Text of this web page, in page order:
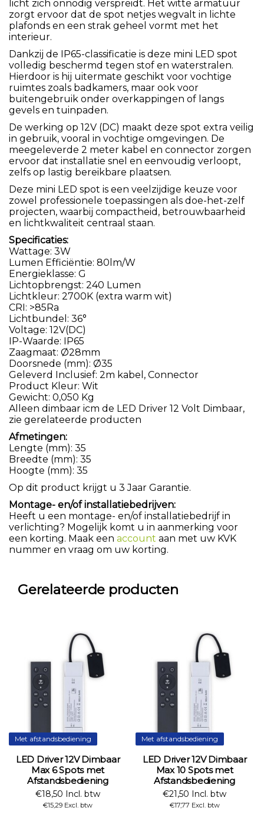
licht zich onnodig verspreidt. Het witte armatuur
zorgt ervoor dat de spot netjes wegvalt in lichte
plafonds en een strak geheel vormt met het
interieur.
Dankzij de IP65-classificatie is deze mini LED spot
volledig beschermd tegen stof en waterstralen.
Hierdoor is hij uitermate geschikt voor vochtige
ruimtes zoals badkamers, maar ook voor
buitengebruik onder overkappingen of langs
gevels en tuinpaden.
De werking op 12V (DC) maakt deze spot extra veilig
in gebruik, vooral in vochtige omgevingen. De
meegeleverde 2 meter kabel en connector zorgen
ervoor dat installatie snel en eenvoudig verloopt,
zelfs op lastig bereikbare plaatsen.
Deze mini LED spot is een veelzijdige keuze voor
zowel professionele toepassingen als doe-het-zelf
projecten, waarbij compactheid, betrouwbaarheid
en lichtkwaliteit centraal staan.
Specificaties:
Wattage: 3W
Lumen Efficiëntie: 80lm/W
Energieklasse: G
Lichtopbrengst: 240 Lumen
Lichtkleur: 2700K (extra warm wit)
CRI: >85Ra
Lichtbundel: 36°
Voltage: 12V(DC)
IP-Waarde: IP65
Zaagmaat: Ø28mm
Doorsnede (mm): Ø35
Geleverd Inclusief: 2m kabel, Connector
Product Kleur: Wit
Gewicht: 0,050 Kg
Alleen dimbaar icm de LED Driver 12 Volt Dimbaar,
zie gerelateerde producten
Afmetingen:
Lengte (mm): 35
Breedte (mm): 35
Hoogte (mm): 35
Op dit product krijgt u 3 Jaar Garantie.
Montage- en/of installatiebedrijven:
Heeft u een montage- en/of installatiebedrijf in
verlichting? Mogelijk komt u in aanmerking voor
een korting. Maak een account aan met uw KVK
nummer en vraag om uw korting.
Gerelateerde producten
Met afstandsbediening
LED Driver 12V Dimbaar
Max 6 Spots met
Afstandsbediening
€18,50 Incl. btw
€15,29 Excl. btw
Met afstandsbediening
LED Driver 12V Dimbaar
Max 10 Spots met
Afstandsbediening
€21,50 Incl. btw
€17,77 Excl. btw